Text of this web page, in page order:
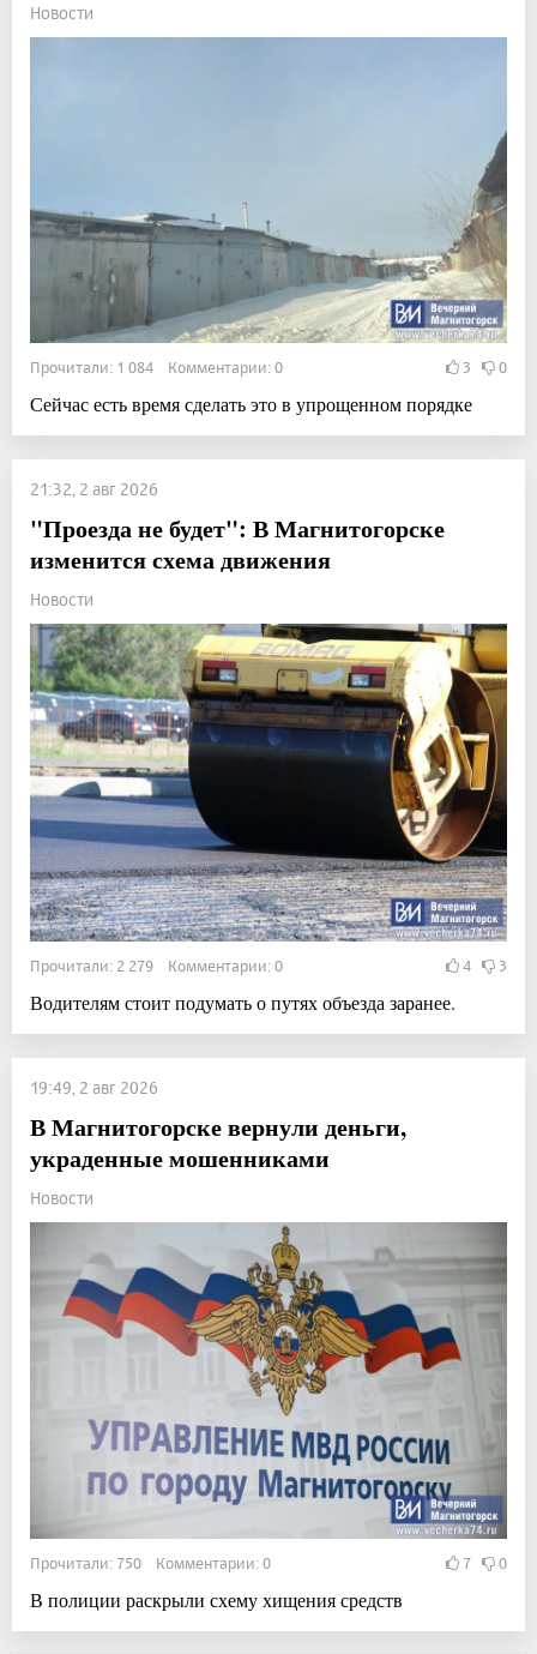
Новости
Прочитали: 1 084 Комментарии: 0 3 0
Сейчас есть время сделать это в упрощенном порядке
21:32, 2 авг 2026
"Проезда не будет": В Магнитогорске
изменится схема движения
Новости
Прочитали: 2 279 Комментарии: 0 4 3
Водителям стоит подумать о путях объезда заранее.
19:49, 2 авг 2026
В Магнитогорске вернули деньги,
украденные мошенниками
Новости
Прочитали: 750 Комментарии: 0 7 0
В полиции раскрыли схему хищения средств